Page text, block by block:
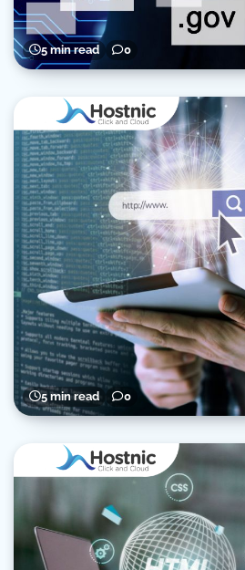
5 min read 0
5 min read 0